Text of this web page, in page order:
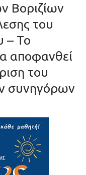
Βοριζίων
του
– Το
αποφανθεί
του
συνηγόρων